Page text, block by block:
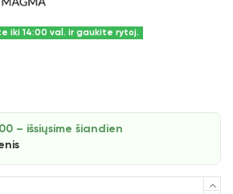
iki 14:00 val. ir gaukite rytoj.
– išsiųsime šiandien